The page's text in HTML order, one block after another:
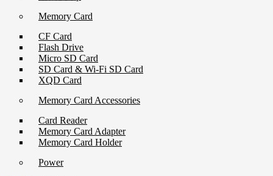
Memory Card
CF Card
Flash Drive
Micro SD Card
SD Card & Wi-Fi SD Card
XQD Card
Memory Card Accessories
Card Reader
Memory Card Adapter
Memory Card Holder
Power